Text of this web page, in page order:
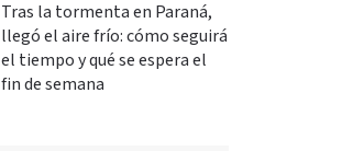
Tras la tormenta en Paraná,
llegó el aire frío: cómo seguirá
el tiempo y qué se espera el
fin de semana